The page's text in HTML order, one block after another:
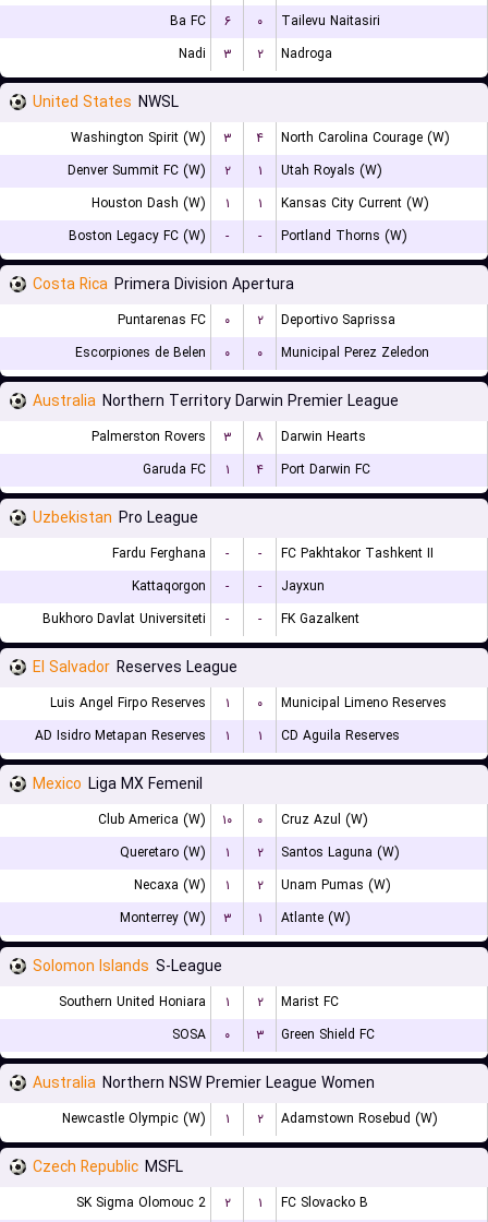
Ba FC
۶ ۰
Tailevu Naitasiri
Nadi
۳ ۲ Nadroga
United States NWSL
Washington Spirit (W) ۳ ۴
North Carolina Courage (W)
Denver Summit FC (W)
۲ ۱
Utah Royals (W)
Houston Dash (W)
۱ ۱
Kansas City Current (W)
Boston Legacy FC (W)
- - Portland Thorns (W)
Costa Rica Primera Division Apertura
Puntarenas FC ۰ ۲
Deportivo Saprissa
Escorpiones de Belen
۰ ۰ Municipal Perez Zeledon
Australia Northern Territory Darwin Premier League
Palmerston Rovers ۳ ۸
Darwin Hearts
Garuda FC
۱ ۴ Port Darwin FC
Uzbekistan Pro League
Fardu Ferghana - -
FC Pakhtakor Tashkent II
Kattaqorgon
- -
Jayxun
Bukhoro Davlat Universiteti
- - FK Gazalkent
El Salvador Reserves League
Luis Angel Firpo Reserves ۱ ۰
Municipal Limeno Reserves
AD Isidro Metapan Reserves
۱ ۱ CD Aguila Reserves
Mexico Liga MX Femenil
Club America (W) ۱۰ ۰
Cruz Azul (W)
Queretaro (W)
۱ ۲
Santos Laguna (W)
Necaxa (W)
۱ ۲
Unam Pumas (W)
Monterrey (W)
۳ ۱ Atlante (W)
Solomon Islands S-League
Southern United Honiara ۱ ۲
Marist FC
SOSA
۰ ۳ Green Shield FC
Australia Northern NSW Premier League Women
Newcastle Olympic (W) ۱ ۲ Adamstown Rosebud (W)
Czech Republic MSFL
SK Sigma Olomouc 2 ۲ ۱
FC Slovacko B